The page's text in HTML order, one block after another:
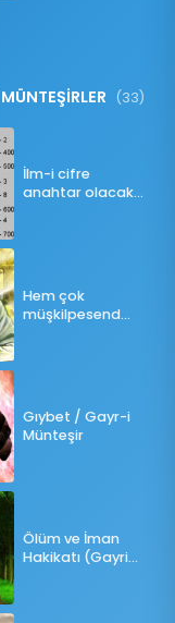
(33)
İlm-i cifre
anahtar olacak
Hem çok
müşkilpesend
Gıybet / Gayr-i
Münteşir
Ölüm ve İman
Hakikatı (Gayri